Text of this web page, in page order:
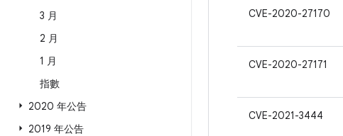
3 月
2 月
1 月
指數
2020 年公告
2019 年公告
CVE-2020-27170
CVE-2020-27171
CVE-2021-3444